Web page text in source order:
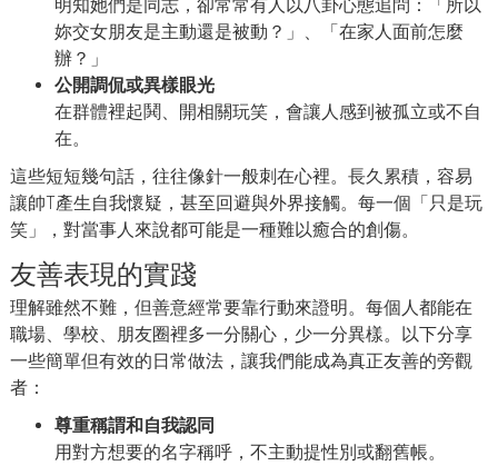
明知她們是同志，卻常常有人以八卦心態追問：「所以
妳交女朋友是主動還是被動？」、「在家人面前怎麼
辦？」
公開調侃或異樣眼光
在群體裡起鬨、開相關玩笑，會讓人感到被孤立或不自
在。
這些短短幾句話，往往像針一般刺在心裡。長久累積，容易
讓帥T產生自我懷疑，甚至回避與外界接觸。每一個「只是玩
笑」，對當事人來說都可能是一種難以癒合的創傷。
友善表現的實踐
理解雖然不難，但善意經常要靠行動來證明。每個人都能在
職場、學校、朋友圈裡多一分關心，少一分異樣。以下分享
一些簡單但有效的日常做法，讓我們能成為真正友善的旁觀
者：
尊重稱謂和自我認同
用對方想要的名字稱呼，不主動提性別或翻舊帳。